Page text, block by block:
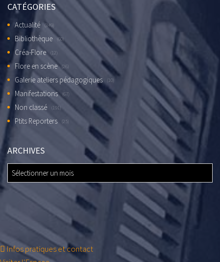
CATÉGORIES
Actualité (349)
Bibliothèque (60)
Créa-Flore (12)
Flore en scène (26)
Galerie ateliers pédagogiques (10)
Manifestations (67)
Non classé (191)
Ptits Reporters (25)
ARCHIVES
ARCHIVES
Infos pratiques et contact